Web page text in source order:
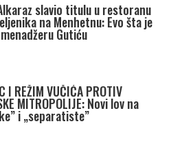
slavio titulu u restoranu
na Menhetnu: Evo šta je
Gutiću
I REŽIM VUČIĆA PROTIV
MITROPOLIJE: Novi lov na
i „separatiste”